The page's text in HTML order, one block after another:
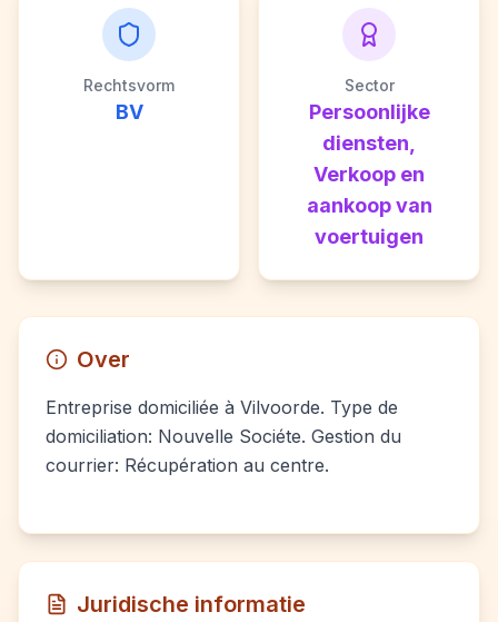
Rechtsvorm
BV
Sector
Persoonlijke
diensten,
Verkoop en
aankoop van
voertuigen
Over
Entreprise domiciliée à Vilvoorde. Type de
domiciliation: Nouvelle Sociéte. Gestion du
courrier: Récupération au centre.
Juridische informatie